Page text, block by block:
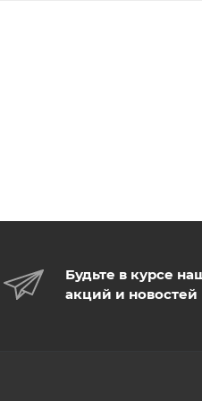
Будьте в курсе
акций и новостей